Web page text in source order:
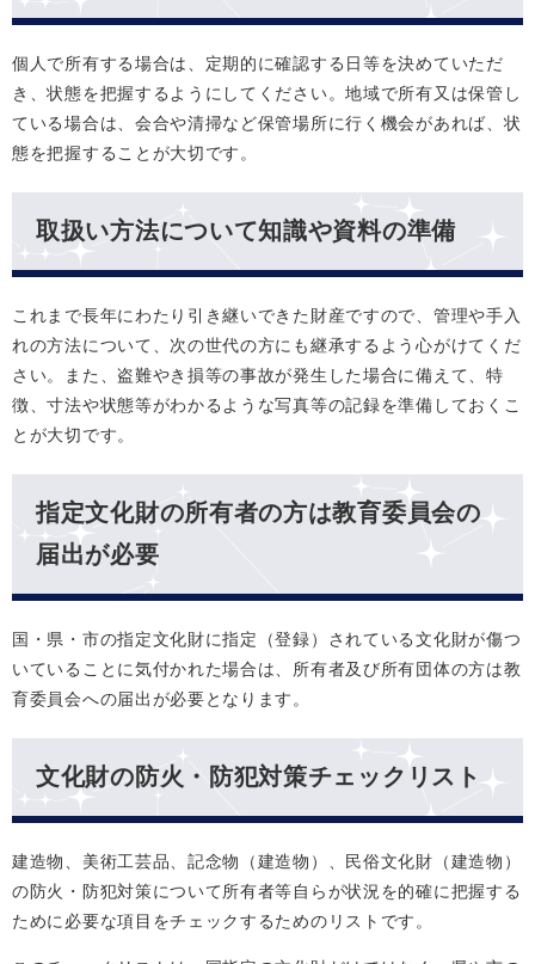
個人で所有する場合は、定期的に確認する日等を決めていただ
き、状態を把握するようにしてください。地域で所有又は保管し
ている場合は、会合や清掃など保管場所に行く機会があれば、状
態を把握することが大切です。
取扱い方法について知識や資料の準備
これまで長年にわたり引き継いできた財産ですので、管理や手入
れの方法について、次の世代の方にも継承するよう心がけてくだ
さい。また、盗難やき損等の事故が発生した場合に備えて、特
徴、寸法や状態等がわかるような写真等の記録を準備しておくこ
とが大切です。
指定文化財の所有者の方は教育委員会の
届出が必要
国・県・市の指定文化財に指定（登録）されている文化財が傷つ
いていることに気付かれた場合は、所有者及び所有団体の方は教
育委員会への届出が必要となります。
文化財の防火・防犯対策チェックリスト
建造物、美術工芸品、記念物（建造物）、民俗文化財（建造物）
の防火・防犯対策について所有者等自らが状況を的確に把握する
ために必要な項目をチェックするためのリストです。